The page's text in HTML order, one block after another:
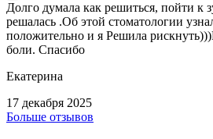
Долго думала как решиться, пойти к
решалась .Об этой стоматологии
положительно и я Решила
боли. Спасибо
Екатерина
17 декабря 2025
Больше отзывов